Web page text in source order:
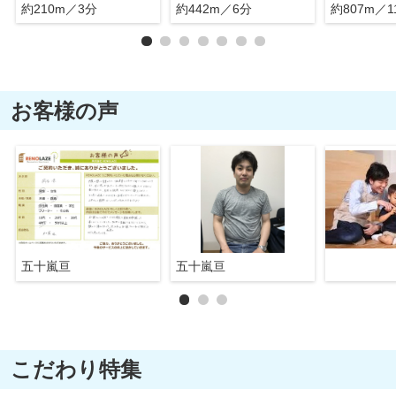
約210m／3分
約442m／6分
約807m／
お客様の声
五十嵐亘 五十嵐亘
こだわり特集